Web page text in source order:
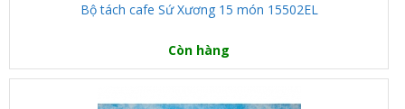
Bộ tách cafe Sứ Xương 15 món 15502EL
Còn hàng